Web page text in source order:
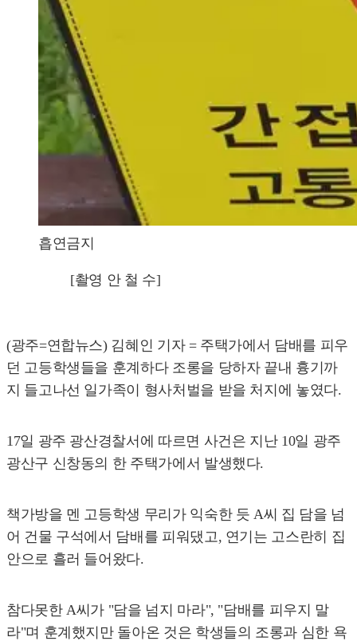
흡연금지
[촬영 안 철 수]
(광주=연합뉴스) 김혜인 기자 = 주택가에서 담배를 피우
던 고등학생들을 훈계하다 조롱을 당하자 끝내 흉기까
지 들고나선 일가족이 형사처벌을 받을 처지에 놓였다.
17일 광주 광산경찰서에 따르면 사건은 지난 10일 광주
광산구 신창동의 한 주택가에서 발생했다.
책가방을 멘 고등학생 무리가 익숙한 듯 A씨 집 담을 넘
어 건물 구석에서 담배를 피워댔고, 연기는 고스란히 집
안으로 흘러 들어왔다.
참다못한 A씨가 "담을 넘지 마라", "담배를 피우지 말
라"며 훈계했지만 돌아온 것은 학생들의 조롱과 심한 욕